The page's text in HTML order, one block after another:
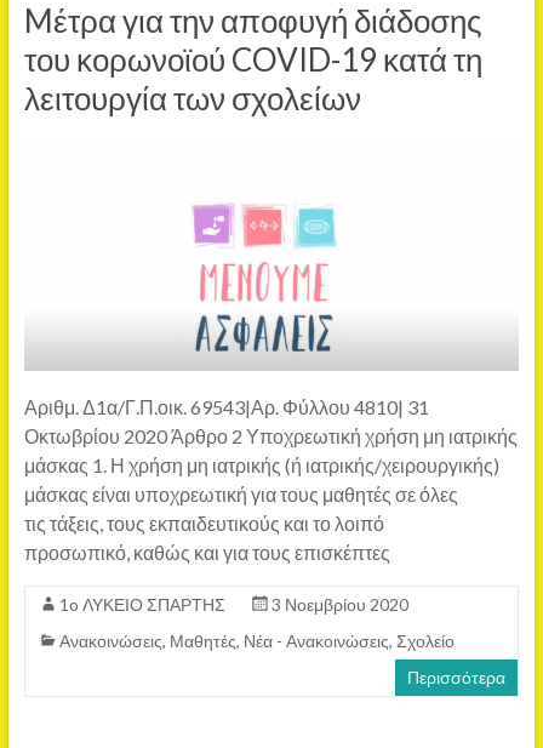
Mέτρα για την αποφυγή διάδοσης
του κορωνοϊού COVID-19 κατά τη
λειτουργία των σχολείων
Αριθμ. Δ1α/Γ.Π.οικ. 69543|Αρ. Φύλλου 4810| 31
Οκτωβρίου 2020 Άρθρο 2 Υποχρεωτική χρήση μη ιατρικής
μάσκας 1. Η χρήση μη ιατρικής (ή ιατρικής/χειρουργικής)
μάσκας είναι υποχρεωτική για τους μαθητές σε όλες
τις τάξεις, τους εκπαιδευτικούς και το λοιπό
προσωπικό, καθώς και για τους επισκέπτες
1o ΛΥΚΕΙΟ ΣΠΑΡΤΗΣ
3 Νοεμβρίου 2020
Ανακοινώσεις, Μαθητές, Νέα - Ανακοινώσεις, Σχολείο
Περισσότερα